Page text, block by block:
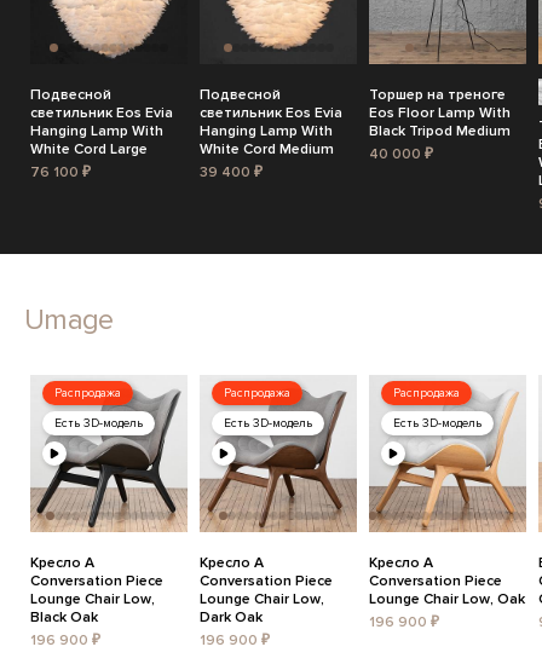
Подвесной
светильник Eos Evia
Hanging Lamp With
White Cord Large
76 100 ₽
Подвесной
светильник Eos Evia
Hanging Lamp With
White Cord Medium
39 400 ₽
Торшер на треноге
Eos Floor Lamp With
Black Tripod Medium
40 000 ₽
Umage
Распродажа
Есть 3D-модель
Кресло A
Conversation Piece
Lounge Chair Low,
Black Oak
196 900 ₽
Распродажа
Есть 3D-модель
Кресло A
Conversation Piece
Lounge Chair Low,
Dark Oak
196 900 ₽
Распродажа
Есть 3D-модель
Кресло A
Conversation Piece
Lounge Chair Low, Oak
196 900 ₽